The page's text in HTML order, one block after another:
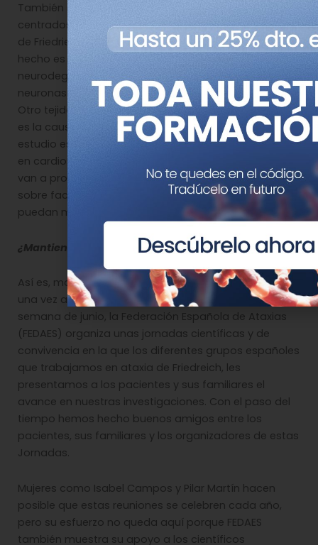
También se están llevando a cabo varios estudios
centrados en los tejidos más afectados en la ataxia
de Friedriech. Uno de ellos es el ganglio dorsal, de
hecho es el primero en el que se detecta la
neurodegeneración, con especial atención en las
neuronas propioceptivas que son las más dañadas.
Otro tejido afectado es el cardiaco, cuya alteración
es la causa más frecuente de mortalidad, y cuyo
estudio está avanzando con la utilización de modelos
en cardiomiocitos. Los modelos de
van a proporcionar una información muy valiosa
sobre factores genéticos y farmacológicos que
puedan modificar la evolución de la enfermedad.
¿Mantienen contacto con los pacientes?
Así es, mantenemos un contacto directo al menos
una vez al año. De hecho, cada el penúltimo fin de
semana de junio, la Federación Española de Ataxias
(FEDAES) organiza unas jornadas científicas y de
convivencia en la que los diferentes grupos españoles
que trabajamos en ataxia de Friedreich, les
presentamos a los pacientes y sus familiares el
avance en nuestras investigaciones. Con el paso del
tiempo hemos hecho buenos amigos entre los
pacientes, sus familiares y los organizadores de estas
Jornadas.
Mujeres como Isabel Campos y Pilar Martín hacen
posible que estas reuniones se celebren cada año,
pero su esfuerzo no queda aquí porque FEDAES
también muestra su apoyo a los científicos